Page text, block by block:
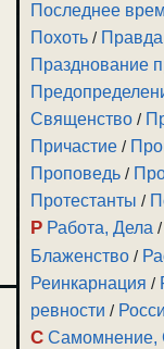
Последнее
Похоть /
Празднование
Священство /
Причастие /
Проповедь /
Протестанты /
Р Работа, Дела /
Блаженство /
Реинкарнация /
ревности /
С Самомнение,